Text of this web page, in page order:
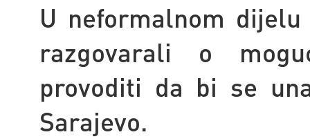
U neformalnom
razgovarali o
provoditi da bi se
Sarajevo.